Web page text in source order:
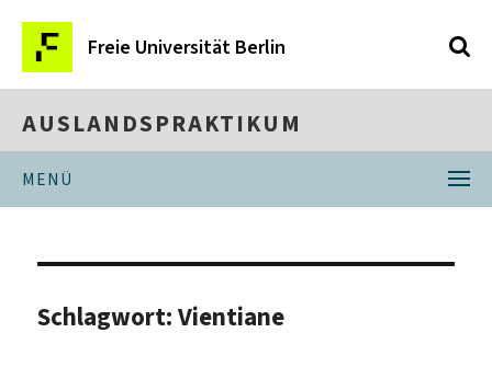
Freie Universität Berlin
AUSLANDSPRAKTIKUM
MENÜ
Schlagwort:Vientiane